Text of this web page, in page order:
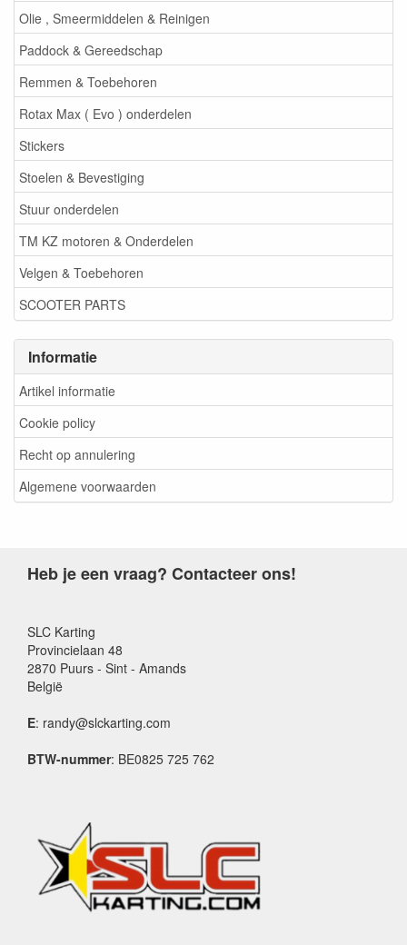
Olie , Smeermiddelen & Reinigen
Paddock & Gereedschap
Remmen & Toebehoren
Rotax Max ( Evo ) onderdelen
Stickers
Stoelen & Bevestiging
Stuur onderdelen
TM KZ motoren & Onderdelen
Velgen & Toebehoren
SCOOTER PARTS
Informatie
Artikel informatie
Cookie policy
Recht op annulering
Algemene voorwaarden
Heb je een vraag? Contacteer ons!
SLC Karting
Provincielaan 48
2870 Puurs - Sint - Amands
België
E: randy@slckarting.com
BTW-nummer: BE0825 725 762